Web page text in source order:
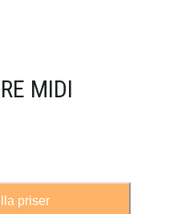
MIDI
priser